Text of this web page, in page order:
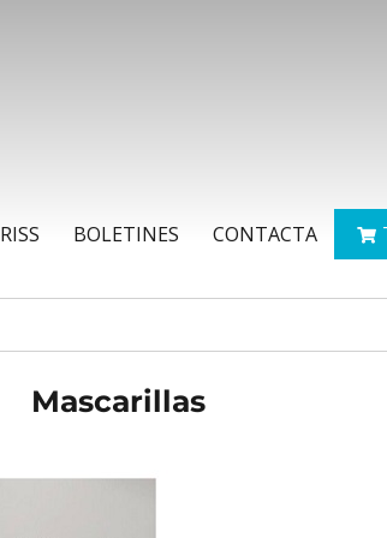
RISS BOLETINES CONTACTA
Mascarillas